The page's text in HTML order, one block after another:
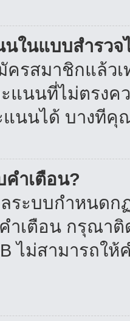
ในแบบสำรวจ
ครสมาชิกแล้ว
แนนที่ไม่ตรง
แนนได้ บางที
คำเตือน?
ระบบกำหนดก
ำเตือน กรุณา
ไม่สามารถใ